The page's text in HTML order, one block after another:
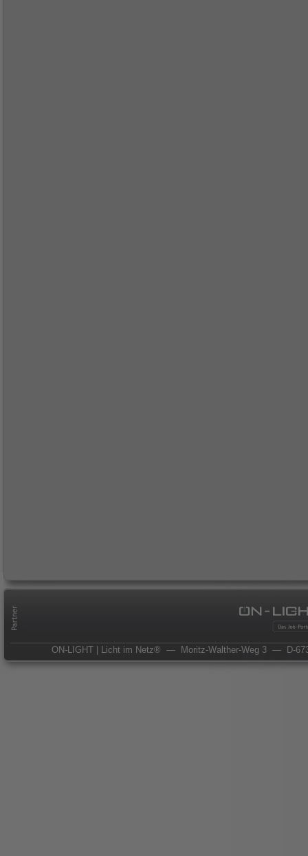
ON-LIGHT | Licht im Netz® — Moritz-Walther-Weg 3 — D-